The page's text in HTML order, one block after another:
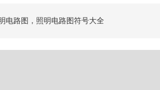
电路图，照明电路图符号大全